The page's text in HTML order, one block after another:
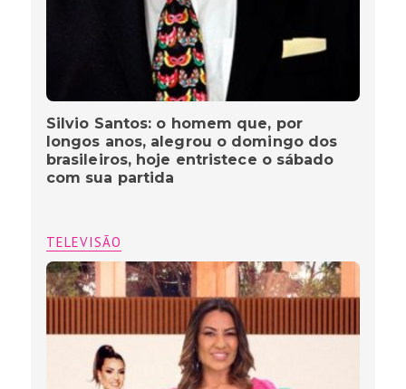
Silvio Santos: o homem que, por
longos anos, alegrou o domingo dos
brasileiros, hoje entristece o sábado
com sua partida
TELEVISÃO